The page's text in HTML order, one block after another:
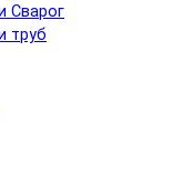
Сварог
труб